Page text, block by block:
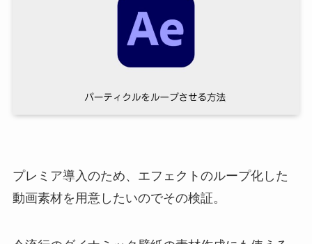
プレミア導入のため、エフェクトのループ化した
動画素材を用意したいのでその検証。